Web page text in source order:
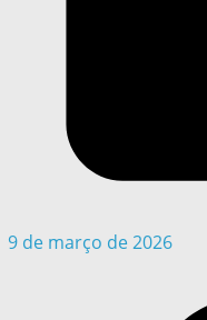
9 de março de 2026